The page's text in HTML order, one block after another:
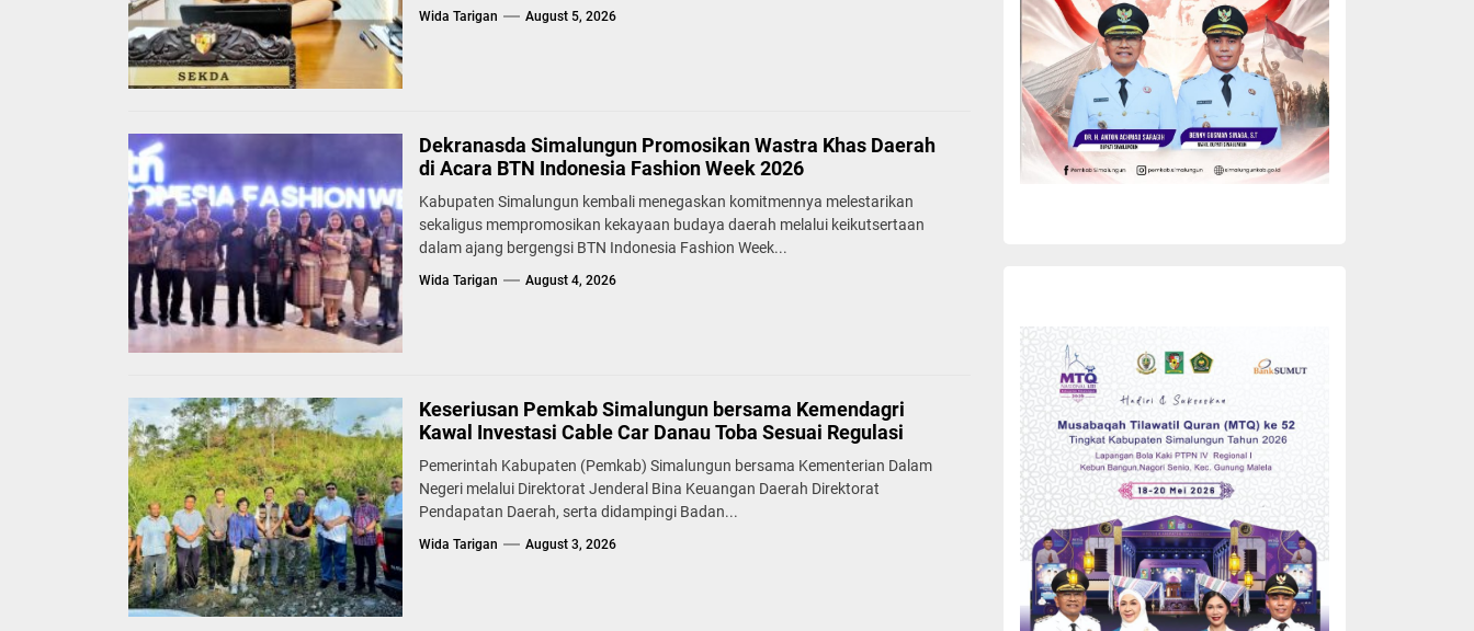
Wida Tarigan August 5, 2026
Dekranasda Simalungun Promosikan Wastra Khas Daerah
di Acara BTN Indonesia Fashion Week 2026
Kabupaten Simalungun kembali menegaskan komitmennya melestarikan
sekaligus mempromosikan kekayaan budaya daerah melalui keikutsertaan
dalam ajang bergengsi BTN Indonesia Fashion Week...
Wida Tarigan August 4, 2026
Keseriusan Pemkab Simalungun bersama Kemendagri
Kawal Investasi Cable Car Danau Toba Sesuai Regulasi
Pemerintah Kabupaten (Pemkab) Simalungun bersama Kementerian Dalam
Negeri melalui Direktorat Jenderal Bina Keuangan Daerah Direktorat
Pendapatan Daerah, serta didampingi Badan...
Wida Tarigan August 3, 2026